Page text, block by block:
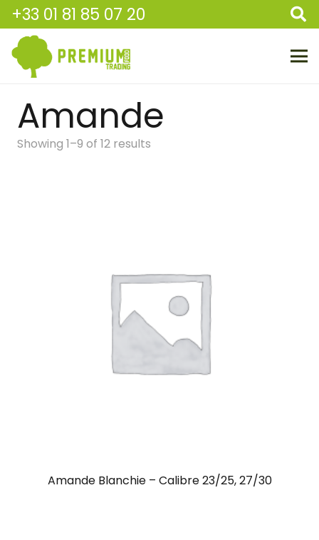
+33 01 81 85 07 20
Amande
Showing 1–9 of 12 results
Amande Blanchie – Calibre 23/25, 27/30